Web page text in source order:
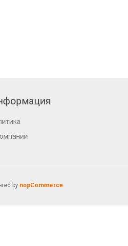
by nopCommerce